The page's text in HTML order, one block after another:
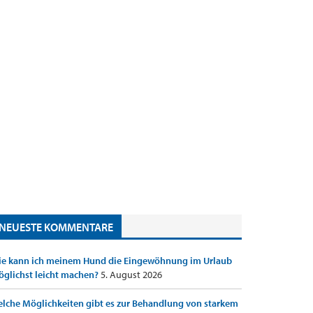
NEUESTE KOMMENTARE
kann ich meinem Hund die Eingewöhnung im Urlaub
leicht machen?5. August 2026
Möglichkeiten gibt es zur Behandlung von starkem